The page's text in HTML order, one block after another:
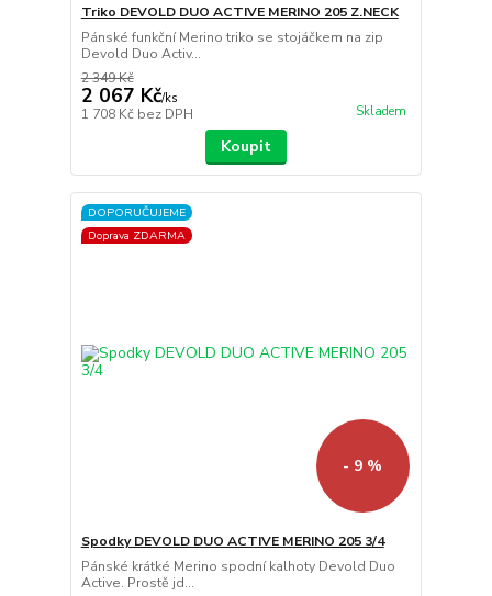
Triko DEVOLD DUO ACTIVE MERINO 205 Z.NECK
Pánské funkční Merino triko se stojáčkem na zip
Devold Duo Activ...
2 349 Kč
2 067 Kč/ks
1 708 Kč bez DPH Skladem
Koupit
DOPORUČUJEME
Doprava ZDARMA
- 9 %
Spodky DEVOLD DUO ACTIVE MERINO 205 3/4
Pánské krátké Merino spodní kalhoty Devold Duo
Active. Prostě jd...